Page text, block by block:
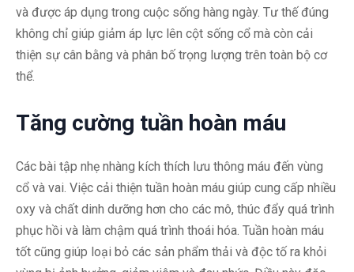
và được áp dụng trong cuộc sống hàng ngày. Tư thế đúng
không chỉ giúp giảm áp lực lên cột sống cổ mà còn cải
thiện sự cân bằng và phân bố trọng lượng trên toàn bộ cơ
thể.
Tăng cường tuần hoàn máu
Các bài tập nhẹ nhàng kích thích lưu thông máu đến vùng
cổ và vai. Việc cải thiện tuần hoàn máu giúp cung cấp nhiều
oxy và chất dinh dưỡng hơn cho các mô, thúc đẩy quá trình
phục hồi và làm chậm quá trình thoái hóa. Tuần hoàn máu
tốt cũng giúp loại bỏ các sản phẩm thải và độc tố ra khỏi